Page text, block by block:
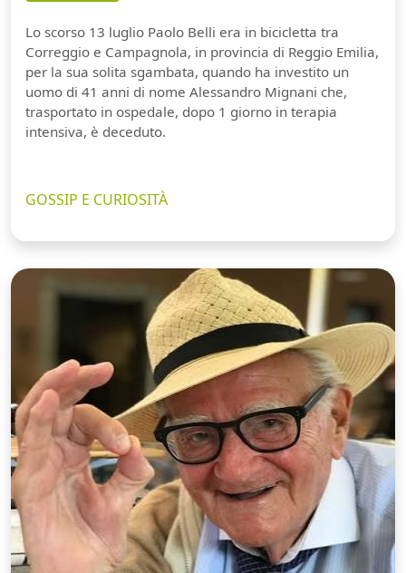
Lo scorso 13 luglio Paolo Belli era in bicicletta tra
Correggio e Campagnola, in provincia di Reggio Emilia,
per la sua solita sgambata, quando ha investito un
uomo di 41 anni di nome Alessandro Mignani che,
trasportato in ospedale, dopo 1 giorno in terapia
intensiva, è deceduto.
GOSSIP E CURIOSITÀ